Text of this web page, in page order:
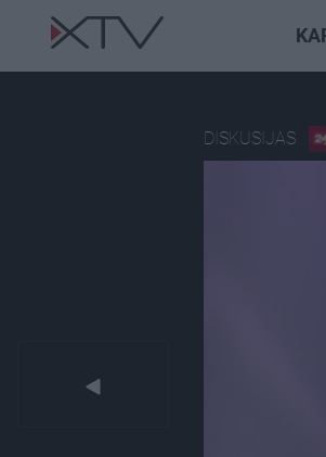
DISKUSIJAS